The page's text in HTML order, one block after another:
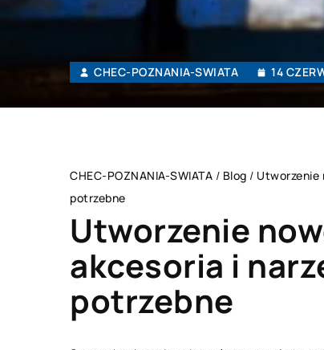
CHEC-POZNANIA-SWIATA 14
CHEC-POZNANIA-SWIATA / Blog / Utworzenie
potrzebne
Utworzenie
akcesoria i
potrzebne